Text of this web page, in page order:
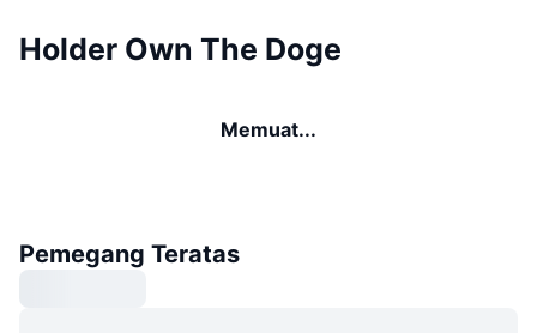
Holder Own The Doge
Memuat...
Pemegang Teratas